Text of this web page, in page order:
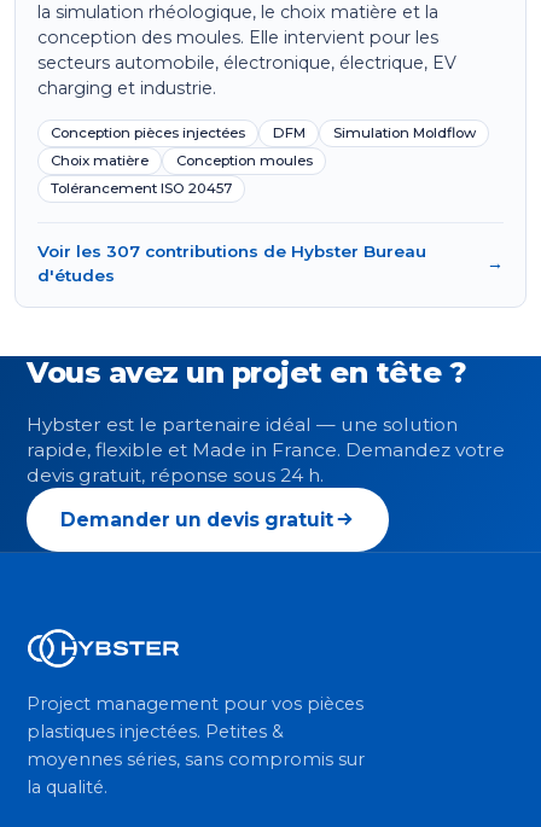
la simulation rhéologique, le choix matière et la
conception des moules. Elle intervient pour les
secteurs automobile, électronique, électrique, EV
charging et industrie.
Conception pièces injectées DFM
Simulation Moldflow
Choix matière
Conception moules
Tolérancement ISO 20457
Voir les 307 contributions de Hybster Bureau
d'études
→
Vous avez un projet en tête ?
Hybster est le partenaire idéal — une solution
rapide, flexible et Made in France. Demandez votre
devis gratuit, réponse sous 24 h.
Demander un devis gratuit
Project management pour vos pièces
plastiques injectées. Petites &
moyennes séries, sans compromis sur
la qualité.